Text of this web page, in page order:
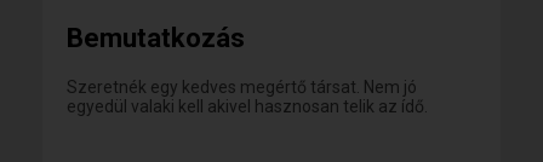
Bemutatkozás
Szeretnék egy kedves megértő társat. Nem jó
egyedül valaki kell akivel hasznosan telik az ídő.